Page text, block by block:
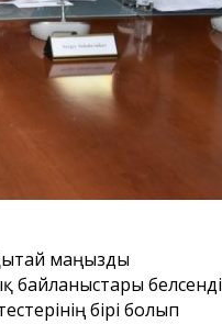
Астана қаласы халқының
маңызды
байланыстары белсенді
бірі болып